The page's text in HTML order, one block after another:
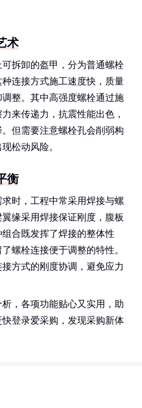
术
拆卸的盔甲，分为普通螺栓
连接方式施工速度快，质量
整。其中高强度螺栓通过施
来传递力，抗震性能出色，
但需要注意螺栓孔会削弱构
松动风险。
衡
时，工程中常采用焊接与螺
缘采用焊接保证刚度，腹板
合既发挥了焊接的整体性
螺栓连接便于调整的特性。
方式的刚度协调，避免应力
，各项功能贴心又实用，助
登录爱采购，发现采购新体